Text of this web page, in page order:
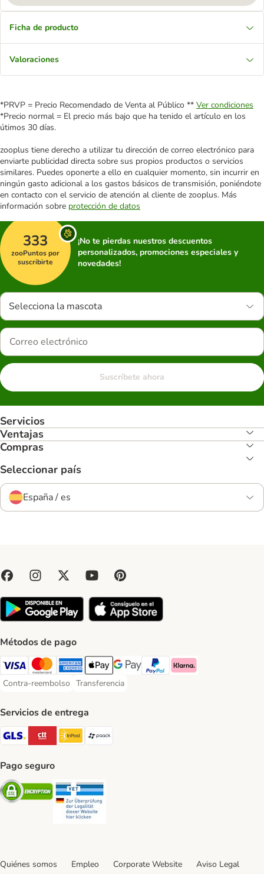
Ficha de producto
Valoraciones
*PRVP = Precio Recomendado de Venta al Público ** Ver condiciones
*Precio normal = El precio más bajo que ha tenido el artículo en los
útimos 30 días.
zooplus tiene derecho a utilizar tu dirección de correo electrónico para
enviarte publicidad directa sobre sus propios productos o servicios
similares. Puedes oponerte a ello en cualquier momento, sin incurrir en
ningún gasto adicional a los gastos básicos de transmisión, poniéndote
en contacto con el servicio de atención al cliente de zooplus. Más
información sobre protección de datos
333
zooPuntos por
suscribirte
¡No te pierdas nuestros descuentos
personalizados, promociones especiales y
novedades!
Selecciona la mascota
Suscríbete ahora
Servicios
Ventajas
Compras
Seleccionar país
España / es
Métodos de pago
Visa Payment Method
Mastercard Payment Method
American Express Payment Method
Apple Pay Payment Method
Google Pay Payment Method
PayPal Payment Method
Klarna Payment Method
Contra-reembolso
Contra-reembolso Payment Method
Transferencia
Transferencia Payment Method
Servicios de entrega
GLS Shipping Method
CTTExpress Shipping Method
InPost Shipping Method
paack Shipping Method
Pago seguro
Security
Quiénes somos Empleo Corporate Website Aviso Legal